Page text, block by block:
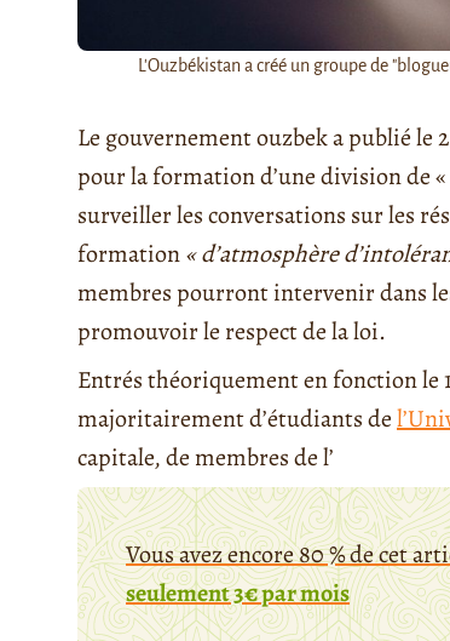
L'Ouzbékistan a créé un groupe de
Le gouvernement ouzbek a publié
pour la formation d’une division de
surveiller les conversations sur les
formation« d’atmosphère
membres pourront intervenir dans
promouvoir le respect de la loi.
Entrés théoriquement en fonction le
majoritairement d’étudiants de
capitale, de membres de l’
Vous avez encore 80 % de cet
seulement 3€ par mois